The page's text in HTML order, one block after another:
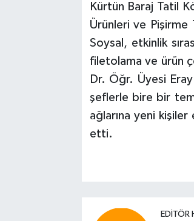
Kürtün Baraj Tatil
Ürünleri ve Pişirme
Soysal, etkinlik
filetolama ve ürün
Dr. Öğr. Üyesi
şeflerle bire bir
ağlarına yeni
etti.
EDITÖR